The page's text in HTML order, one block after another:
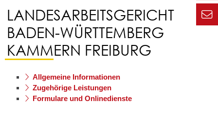
LANDESARBEITSGERICHT
BADEN-WÜRTTEMBERG
KAMMERN FREIBURG
Allgemeine Informationen
Zugehörige Leistungen
Formulare und Onlinedienste
Zur
Seite